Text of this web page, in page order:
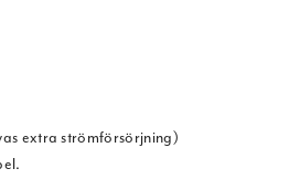
extra strömförsörjning)